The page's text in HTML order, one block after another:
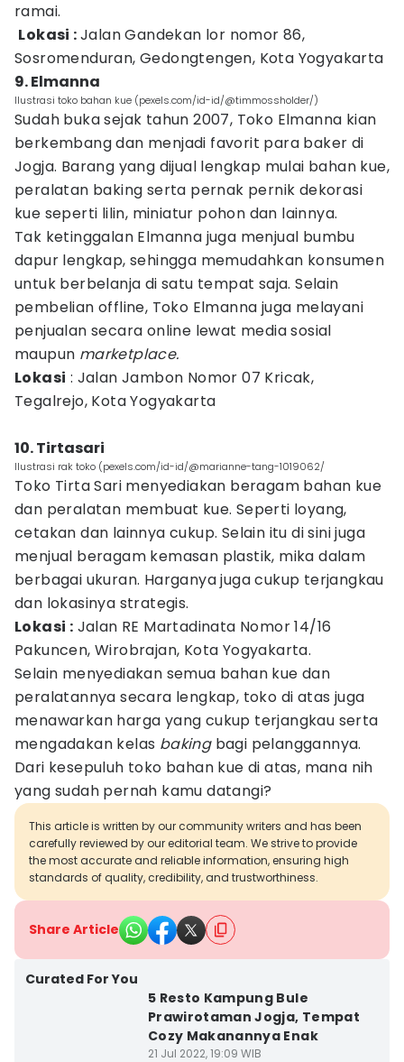
ramai.
Lokasi :Jalan Gandekan lor nomor 86,
Sosromenduran, Gedongtengen, Kota Yogyakarta
9. Elmanna
Ilustrasi toko bahan kue (pexels.com/id-id/@timmossholder/)
Sudah buka sejak tahun 2007, Toko Elmanna kian
berkembang dan menjadi favorit para baker di
Jogja. Barang yang dijual lengkap mulai bahan kue,
peralatan baking serta pernak pernik dekorasi
kue seperti lilin, miniatur pohon dan lainnya.
Tak ketinggalan Elmanna juga menjual bumbu
dapur lengkap, sehingga memudahkan konsumen
untuk berbelanja di satu tempat saja. Selain
pembelian offline, Toko Elmanna juga melayani
penjualan secara online lewat media sosial
maupun marketplace.
Lokasi : Jalan Jambon Nomor 07 Kricak,
Tegalrejo, Kota Yogyakarta
10. Tirtasari
Ilustrasi rak toko (pexels.com/id-id/@marianne-tang-1019062/
Toko Tirta Sari menyediakan beragam bahan kue
dan peralatan membuat kue. Seperti loyang,
cetakan dan lainnya cukup. Selain itu di sini juga
menjual beragam kemasan plastik, mika dalam
berbagai ukuran. Harganya juga cukup terjangkau
dan lokasinya strategis.
Lokasi : Jalan RE Martadinata Nomor 14/16
Pakuncen, Wirobrajan, Kota Yogyakarta.
Selain menyediakan semua bahan kue dan
peralatannya secara lengkap, toko di atas juga
menawarkan harga yang cukup terjangkau serta
mengadakan kelas baking bagi pelanggannya.
Dari kesepuluh toko bahan kue di atas, mana nih
yang sudah pernah kamu datangi?
This article is written by our community writers and has been
carefully reviewed by our editorial team. We strive to provide
the most accurate and reliable information, ensuring high
standards of quality, credibility, and trustworthiness.
Share Article
Curated For You
5 Resto Kampung Bule
Prawirotaman Jogja, Tempat
Cozy Makanannya Enak
21 Jul 2022, 19:09 WIB